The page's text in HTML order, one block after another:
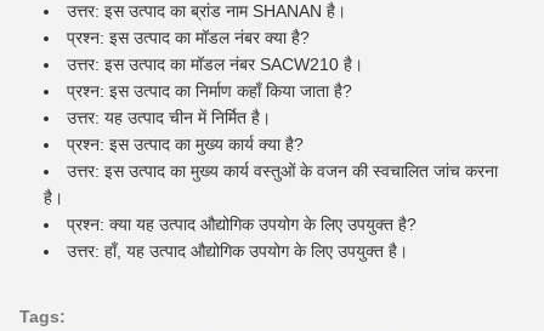
उत्तर: इस उत्पाद का ब्रांड नाम SHANAN है।
प्रश्न: इस उत्पाद का मॉडल नंबर क्या है?
उत्तर: इस उत्पाद का मॉडल नंबर SACW210 है।
प्रश्न: इस उत्पाद का निर्माण कहाँ किया जाता है?
उत्तर: यह उत्पाद चीन में निर्मित है।
प्रश्न: इस उत्पाद का मुख्य कार्य क्या है?
उत्तर: इस उत्पाद का मुख्य कार्य वस्तुओं के वजन की स्वचालित जांच करना
है।
प्रश्न: क्या यह उत्पाद औद्योगिक उपयोग के लिए उपयुक्त है?
उत्तर: हाँ, यह उत्पाद औद्योगिक उपयोग के लिए उपयुक्त है।
Tags: